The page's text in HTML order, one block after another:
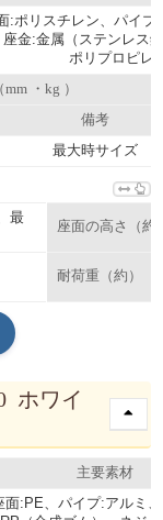
:ポリスチレン、パイ
座金:金属（ステンレス
ポリプロピレ
・kg ）
備考
最大時サイズ
最
座面の高さ（約
耐荷重（約）
ホワイ
主要素材
面:PE、パイプ:アルミ